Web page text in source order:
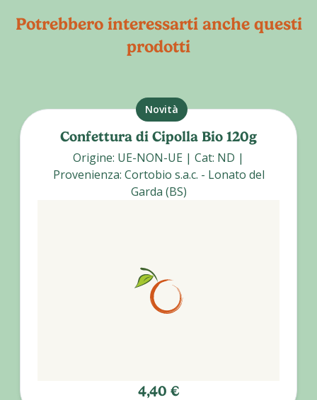
Potrebbero interessarti anche questi
prodotti
Confettura di Cipolla Bio 120g
Origine: UE-NON-UE | Cat: ND |
Provenienza: Cortobio s.a.c. - Lonato del
Garda (BS)
4,40 €
Novità